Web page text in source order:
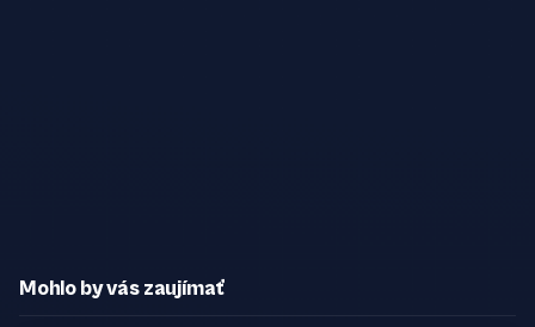
Mohlo by vás zaujímať